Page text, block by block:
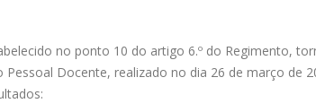
no ponto 10 do artigo 6.º do Regimento,
Docente, realizado no dia 26 de março de
Julho 9, 2026